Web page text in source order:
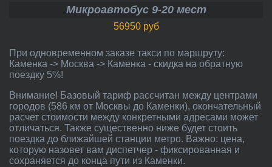
Микроавтобус 9-20 мест
56950 руб
При одновременном заказе такси по маршруту:
Каменка -> Москва -> Каменка - скидка на обратную
поездку 5%!
Внимание! Базовый тариф рассчитан между центрами
городов (586 км от Москвы до Каменки), окончательный
расчет стоимости между конкретными адресами может
отличаться. Также существенно ниже будет стоить
поездка до ближайшей станции метро. Важно: цена,
которую назовет вам диспетчер - фиксированная и
сохраняется до конца пути из Каменки.